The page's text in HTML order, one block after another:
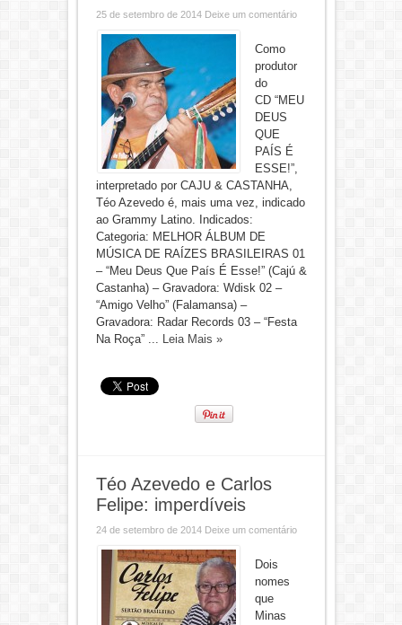
25 de setembro de 2014 Deixe um comentário
Como
produtor
do
CD “MEU
DEUS
QUE
PAÍS É
ESSE!”,
interpretado por CAJU & CASTANHA,
Téo Azevedo é, mais uma vez, indicado
ao Grammy Latino. Indicados:
Categoria: MELHOR ÁLBUM DE
MÚSICA DE RAÍZES BRASILEIRAS 01
– “Meu Deus Que País É Esse!” (Cajú &
Castanha) – Gravadora: Wdisk 02 –
“Amigo Velho” (Falamansa) –
Gravadora: Radar Records 03 – “Festa
Na Roça” ... Leia Mais »
Téo Azevedo e Carlos
Felipe: imperdíveis
24 de setembro de 2014 Deixe um comentário
Dois
nomes
que
Minas